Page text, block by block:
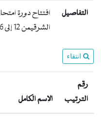
التفاصيل
افتتاح دورة
الشرقيمن 12 إلى 16 سبتمبر 2022
انتقاء
رقم
الترتيب
الإسم الكامل